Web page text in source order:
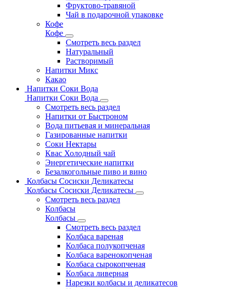
Фруктово-травяной
Чай в подарочной упаковке
Кофе
Кофе
Смотреть весь раздел
Натуральный
Растворимый
Напитки Микс
Какао
Напитки Соки Вода
Напитки Соки Вода
Смотреть весь раздел
Напитки от Быстроном
Вода питьевая и минеральная
Газированные напитки
Соки Нектары
Квас Холодный чай
Энергетические напитки
Безалкогольные пиво и вино
Колбасы Сосиски Деликатесы
Колбасы Сосиски Деликатесы
Смотреть весь раздел
Колбасы
Колбасы
Смотреть весь раздел
Колбаса вареная
Колбаса полукопченая
Колбаса варенокопченая
Колбаса сырокопченая
Колбаса ливерная
Нарезки колбасы и деликатесов